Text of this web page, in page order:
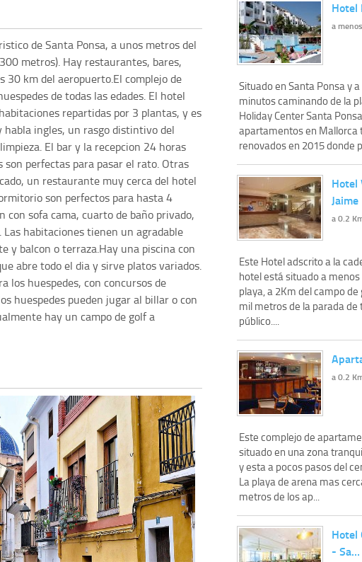
de Santa Ponsa, a unos metros del
metros). Hay restaurantes, bares,
30 km del aeropuerto.El complejo de
de todas las edades. El hotel
repartidas por 3 plantas, y es
ingles, un rasgo distintivo del
El bar y la recepcion 24 horas
perfectas para pasar el rato. Otras
un restaurante muy cerca del hotel
son perfectos para hasta 4
con sofa cama, cuarto de baño privado,
Las habitaciones tienen un agradable
y balcon o terraza.Hay una piscina con
abre todo el dia y sirve platos variados.
los huespedes, con concursos de
huespedes pueden jugar al billar o con
hay un campo de golf a
Hotel
a
Situado en Santa Ponsa y
minutos caminando de la
Holiday Center Santa
apartamentos en Mallorca
renovados en 2015 donde
Hotel
Jaime
a 0.2
Este Hotel adscrito a la
hotel está situado a
playa, a 2Km del campo
mil metros de la parada de
público....
a 0.2
Este complejo de
situado en una zona
y esta a pocos pasos del
La playa de arena mas
metros de los ap...
Hotel
- Sa…